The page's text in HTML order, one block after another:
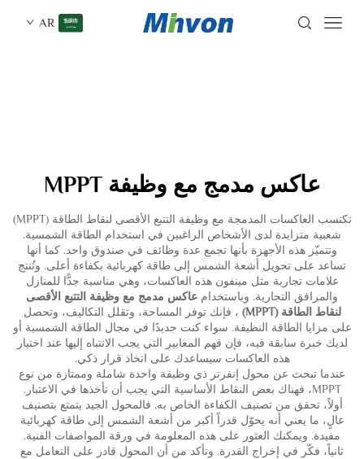
AR
عاكس مدمج مع وظيفة MPPT
تكتسب العاكسات المدمجة مع وظيفة التتبع الأقصى لنقاط الطاقة (MPPT)
شعبية متزايدة لدى الأشخاص الراغبين في استخدام الطاقة الشمسية.
وتتميّز هذه الأجهزة بأنها تجمع عدة وظائف في صندوق واحد. كما أنها
تساعد على تحويل أشعة الشمس إلى طاقة كهربائية بكفاءة أعلى. وتُنتج
علامات تجارية مثل مينفون هذه العاكسات، وهي مناسبة جدًّا للمنازل
والمرافق التجارية. وباستخدام عاكس مدمج مع وظيفة التتبع الأقصى
لنقاط الطاقة (MPPT)
، فإنك توفر المساحة، وتقلل التكاليف، وتحصل
على مزايا الطاقة النظيفة. سواء كنت جديدًا في مجال الطاقة الشمسية أو
لديك خبرة سابقة فيه، فإن فهم المعايير التي يجب الانتباه إليها عند اختيار
هذه العاكسات سيساعدك على اتخاذ قرار ذكي.
عندما تبحث عن محول إنفرتر ذي وظيفة واحدة شاملة وممتازة من نوع
MPPT، فهناك بعض النقاط الأساسية التي يجب أن تأخذها في الاعتبار.
أولاً، تحقق من تصنيف الكفاءة الخاص به. فالمحول الجيد يتمتع بتصنيف
عالٍ، ما يعني أنه يحوّل قدراً أكبر من أشعة الشمس إلى طاقة كهربائية
مفيدة. ويمكنك العثور على هذه المعلومة في ورقة المواصفات الفنية.
ثانياً، فكّر في إخراج القدرة. وتأكد من أن المحول قادر على التعامل مع